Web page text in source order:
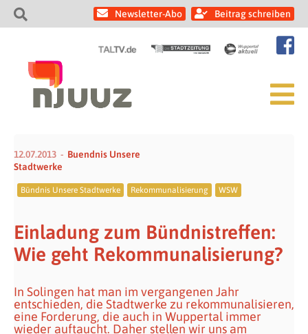
Newsletter-Abo Beitrag schreiben
12.07.2013
Buendnis Unsere
Stadtwerke
Bündnis Unsere Stadtwerke Rekommunalisierung WSW
Einladung zum Bündnistreffen:
Wie geht Rekommunalisierung?
In Solingen hat man im vergangenen Jahr
entschieden, die Stadtwerke zu rekommunalisieren,
eine Forderung, die auch in Wuppertal immer
wieder auftaucht. Daher stellen wir uns am